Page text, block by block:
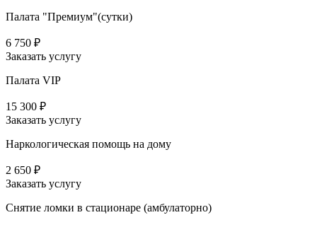
Палата "Премиум"(сутки)
6 750 ₽
Заказать услугу
Палата VIP
15 300 ₽
Заказать услугу
Наркологическая помощь на дому
2 650 ₽
Заказать услугу
Снятие ломки в стационаре (амбулаторно)